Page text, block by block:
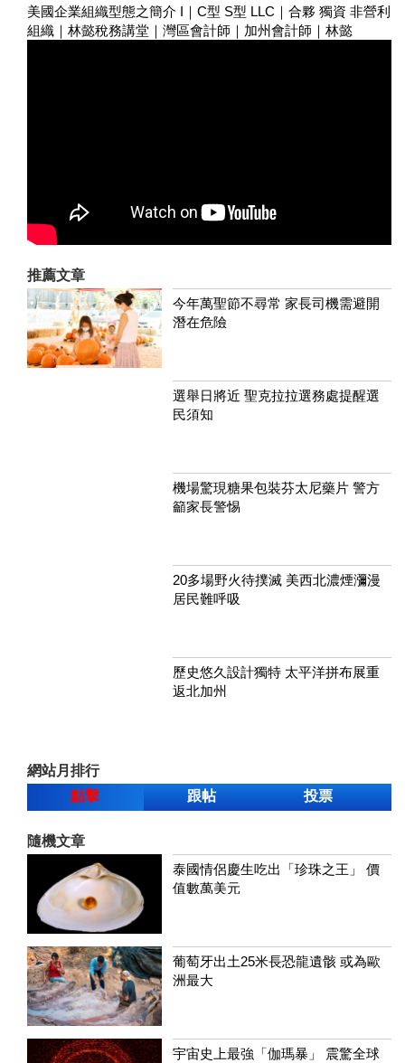
美國企業組織型態之簡介 I｜C型 S型 LLC｜合夥 獨資 非營利
組織｜林懿稅務講堂｜灣區會計師｜加州會計師｜林懿
推薦文章
今年萬聖節不尋常 家長司機需避開
潛在危險
選舉日將近 聖克拉拉選務處提醒選
民須知
機場驚現糖果包裝芬太尼藥片 警方
籲家長警惕
20多場野火待撲滅 美西北濃煙瀰漫
居民難呼吸
歷史悠久設計獨特 太平洋拼布展重
返北加州
網站月排行
點擊
跟帖 投票
隨機文章
泰國情侶慶生吃出「珍珠之王」 價
值數萬美元
葡萄牙出土25米長恐龍遺骸 或為歐
洲最大
宇宙史上最強「伽瑪暴」 震驚全球